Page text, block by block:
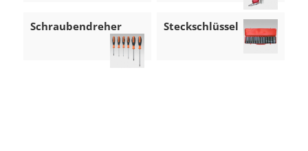
Schraubendreher Steckschlüssel